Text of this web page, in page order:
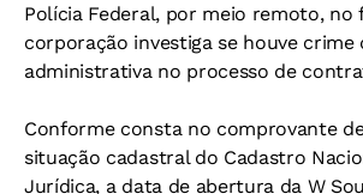
Polícia Federal, por meio remoto, no
corporação investiga se houve crime
administrativa no processo de
Conforme consta no comprovante
situação cadastral do Cadastro
Jurídica, a data de abertura da W